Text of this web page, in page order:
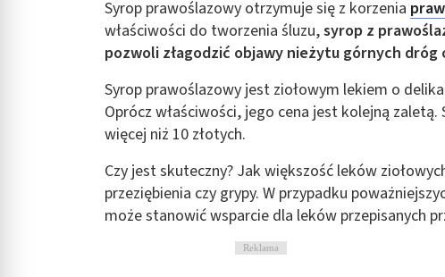
Syrop prawoślazowy otrzymuje się z korzenia
właściwości do tworzenia śluzu,syrop z
pozwoli złagodzić objawy nieżytu górnych dróg
Syrop prawoślazowy jest ziołowym lekiem o
Oprócz właściwości, jego cena jest kolejną
więcej niż 10 złotych.
Czy jest skuteczny? Jak większość leków
przeziębienia czy grypy. W przypadku
może stanowić wsparcie dla leków przepisanych
Reklama
Rozumienie odbiorców dzięki statystyce lub kombinacji danych z
Rozwój i ulepszanie usług
Wykorzystywanie ograniczonych danych do wyboru treści
Funkcje specjalne IAB:
Użycie dokładnych danych geolokalizacyjnych
Identyfikowanie urządzeń na podstawie aktywnie żądanych informacji
Cele przetwarzania inne niż IAB: